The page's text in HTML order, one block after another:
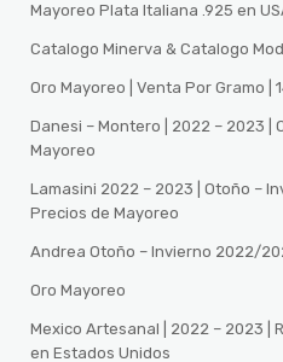
Mayoreo Plata Italiana .925 en
Catalogo Minerva & Catalogo
Oro Mayoreo | Venta Por Gramo |
Danesi – Montero | 2022 – 2023 |
Mayoreo
Lamasini 2022 – 2023 | Otoño –
Precios de Mayoreo
Andrea Otoño – Invierno 2022/
Oro Mayoreo
Mexico Artesanal | 2022 – 2023 |
en Estados Unidos